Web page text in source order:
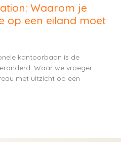
Waarom je
op een eiland moet
kantoorbaan is de
Waar we vroeger
met uitzicht op een